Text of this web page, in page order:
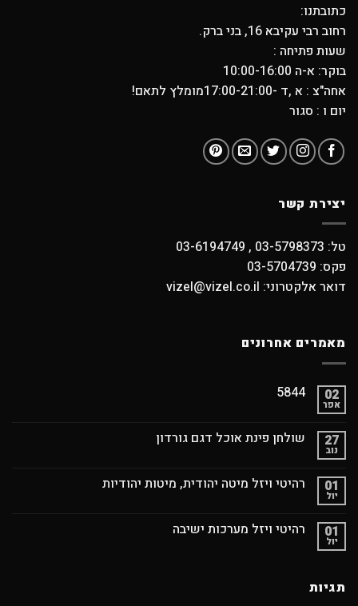
כתובתנו:
רחוב רבי עקיבא 16, בני ברק.
שעות פתיחה :
בוקר: א-ה 10:00-16:00
אחה"צ : א ,ד -17:00-21:00מומלץ לתאם!
יום ו : סגור
יצירת קשר
טל: 03-5798373 , 03-6194749
פקס: 03-5704739
דואר אלקטרוני: vizel@vizel.co.il
מאמרים אחרונים
02
אפר
5844
27
נוב
שולחן פינת אוכל דגם גורדון
01
יול
רהיטי ויזל מיטה יהודית, מיטות יהודיות
01
יול
רהיטי ויזל מערכות ישיבה
תגיות